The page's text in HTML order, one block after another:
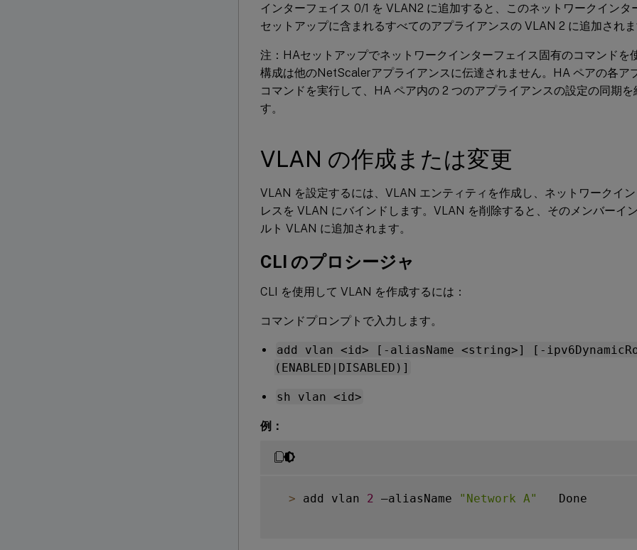
インターフェイス 0/1 を VLAN2 に追加すると、このネットワークインタ
セットアップに含まれるすべてのアプライアンスの VLAN 2 に追加されま
注：HAセットアップでネットワークインターフェイス固有のコマンドを
構成は他のNetScalerアプライアンスに伝達されません。HA ペアの各ア
コマンドを実行して、HA ペア内の 2 つのアプライアンスの設定の同期を
す。
VLAN の作成または変更
VLAN を設定するには、VLAN エンティティを作成し、ネットワークイ
レスを VLAN にバインドします。VLAN を削除すると、そのメンバーイ
ルト VLAN に追加されます。
CLI のプロシージャ
CLI を使用して VLAN を作成するには：
コマンドプロンプトで入力します。
add vlan <id> [-aliasName <string>] [-
(ENABLED|DISABLED)]
sh vlan <id>
例：
> add vlan 2 –aliasName "Network A"
   Done